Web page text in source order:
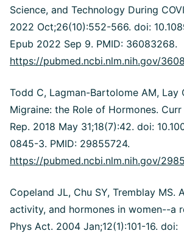
Science, and Technology During
2022 Oct;26(10):552-566. doi:
Epub 2022 Sep 9. PMID: 36083268.
https://pubmed.ncbi.nlm.nih.gov/
Todd C, Lagman-Bartolome AM, Lay
Migraine: the Role of Hormones.
Rep. 2018 May 31;18(7):42. doi:
0845-3. PMID: 29855724.
https://pubmed.ncbi.nlm.nih.gov/
Copeland JL, Chu SY, Tremblay MS.
activity, and hormones in women--a
Phys Act. 2004 Jan;12(1):101-16. doi: